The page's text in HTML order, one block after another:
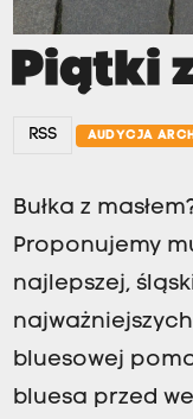
Piątki
RSS AUDYCJA
Bułka z
Proponujemy
najlepszej,
bluesowej
bluesa przed